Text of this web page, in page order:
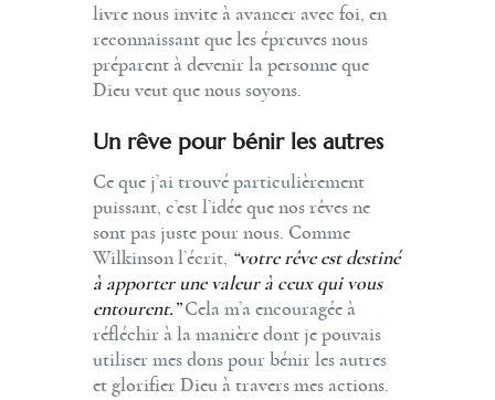
livre nous invite à avancer avec foi, en
reconnaissant que les épreuves nous
préparent à devenir la personne que
Dieu veut que nous soyons.
Un rêve pour bénir les autres
Ce que j’ai trouvé particulièrement
puissant, c’est l’idée que nos rêves ne
sont pas juste pour nous. Comme
Wilkinson l’écrit, “votre rêve est destiné
à apporter une valeur à ceux qui vous
entourent.”Cela m’a encouragée à
réfléchir à la manière dont je pouvais
utiliser mes dons pour bénir les autres
et glorifier Dieu à travers mes actions.